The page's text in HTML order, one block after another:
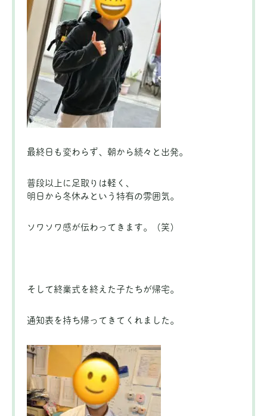
最終日も変わらず、朝から続々と出発。
普段以上に足取りは軽く、
明日から冬休みという特有の雰囲気。
ソワソワ感が伝わってきます。（笑）
そして終業式を終えた子たちが帰宅。
通知表を持ち帰ってきてくれました。